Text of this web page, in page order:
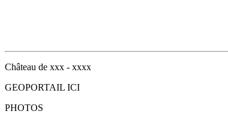
Château de xxx - xxxx
GEOPORTAIL ICI
PHOTOS